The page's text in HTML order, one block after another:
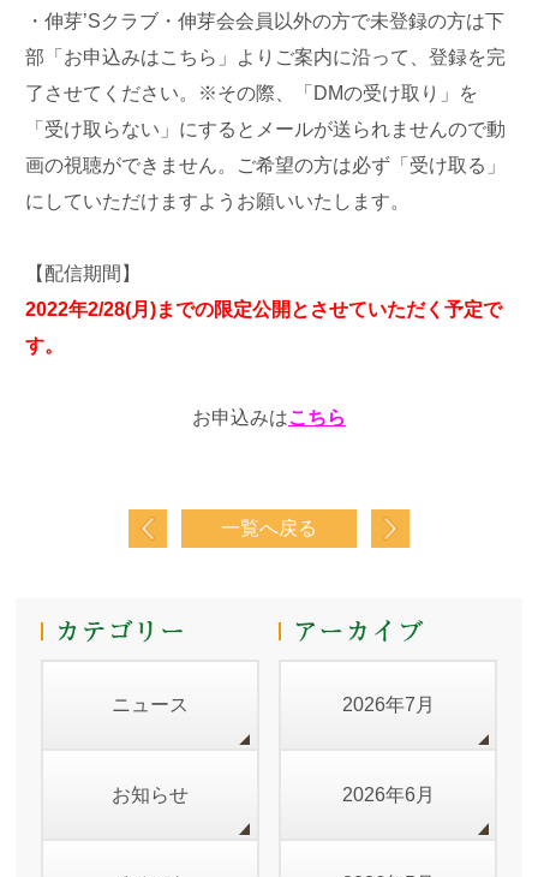
・伸芽’Sクラブ・伸芽会会員以外の方で未登録の方は下
部「お申込みはこちら」よりご案内に沿って、登録を完
了させてください。※その際、「DMの受け取り」を
「受け取らない」にするとメールが送られませんので動
画の視聴ができません。ご希望の方は必ず「受け取る」
にしていただけますようお願いいたします。
【配信期間】
2022年2/28(月)までの限定公開とさせていただく予定で
す。
お申込みはこちら
一覧へ戻る
ニュース
お知らせ
2026年7月
2026年6月